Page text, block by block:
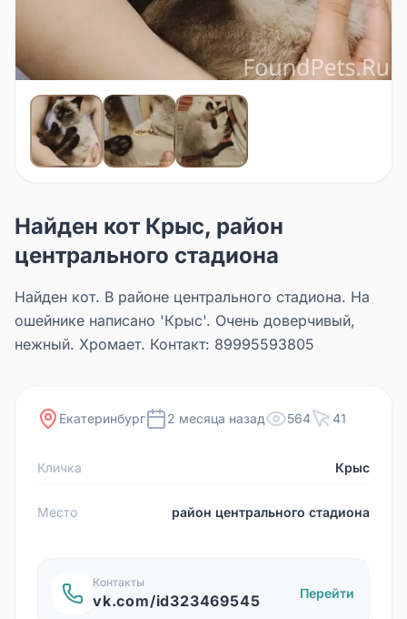
Найден кот Крыс, район
центрального стадиона
Найден кот. В районе центрального стадиона. На
ошейнике написано 'Крыс'. Очень доверчивый,
нежный. Хромает. Контакт: 89995593805
Екатеринбург 2 месяца назад 564 41
Кличка Крыс
Место район центрального стадиона
Контакты
vk.com/id323469545 Перейти